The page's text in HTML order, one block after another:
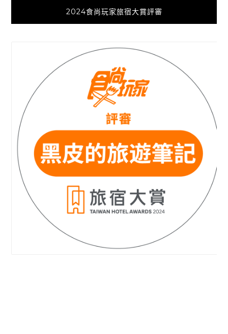
2024食尚玩家旅宿大賞評審